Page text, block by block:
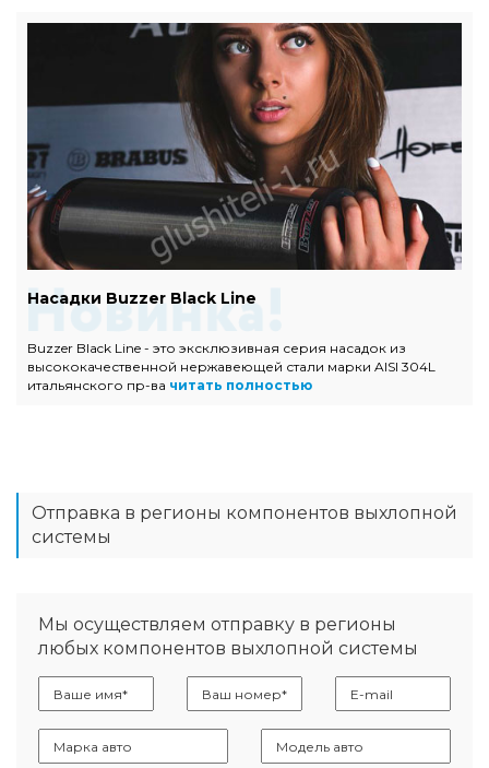
Насадки Buzzer Black Line
Buzzer Black Line - это эксклюзивная серия насадок из
высококачественной нержавеющей стали марки AISI 304L
итальянского пр-ва читать полностью
Отправка в регионы компонентов выхлопной
системы
Мы осуществляем отправку в регионы
любых компонентов выхлопной системы